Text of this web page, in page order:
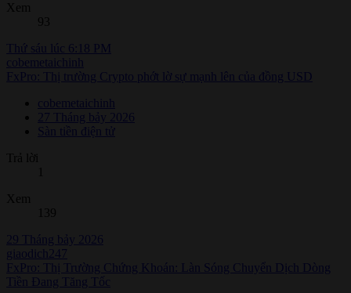
Xem
93
Thứ sáu lúc 6:18 PM
cobemetaichinh
FxPro: Thị trường Crypto phớt lờ sự mạnh lên của đồng USD
cobemetaichinh
27 Tháng bảy 2026
Sàn tiền điện tử
Trả lời
Xem
139
29 Tháng bảy 2026
giaodich247
FxPro: Thị Trường Chứng Khoán: Làn Sóng Chuyển Dịch Dòng
Tiền Đang Tăng Tốc